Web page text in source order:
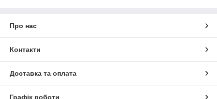
Про нас
Контакти
Доставка та оплата
Графік роботи